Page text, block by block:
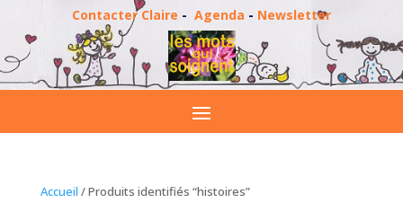
Contacter Claire - Agenda - Newsletter
Accueil / Produits identifiés “histoires”